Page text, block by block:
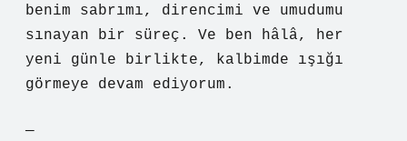
benim sabrımı, direncimi ve umudumu
sınayan bir süreç. Ve ben hâlâ, her
yeni günle birlikte, kalbimde ışığı
görmeye devam ediyorum.
—